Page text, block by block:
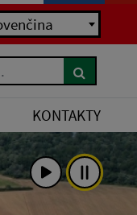
KONTAKTY